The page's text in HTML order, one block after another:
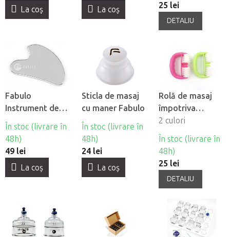
La coş
La coş
25 lei
DETALIU
Fabulo
Instrument de
masaj Gua Sha
din otel
inoxidabil
În stoc (livrare în
48h)
49 lei
La coş
Sticla de masaj
cu maner Fabulo
În stoc (livrare în
48h)
24 lei
La coş
Rolă de masaj
împotriva
celulitei Fabulo
Square
2 culori
În stoc (livrare în
48h)
25 lei
DETALIU